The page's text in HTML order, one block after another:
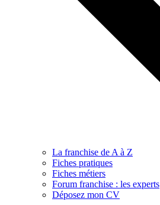
La franchise de A à Z
Fiches pratiques
Fiches métiers
Forum franchise : les experts
Déposez mon CV